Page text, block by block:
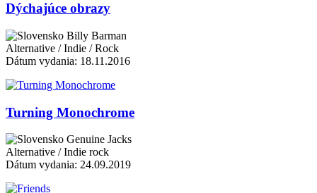
Dýchajúce obrazy
Billy Barman
Alternative / Indie / Rock
Dátum vydania: 18.11.2016
Turning Monochrome
Genuine Jacks
Alternative / Indie rock
Dátum vydania: 24.09.2019